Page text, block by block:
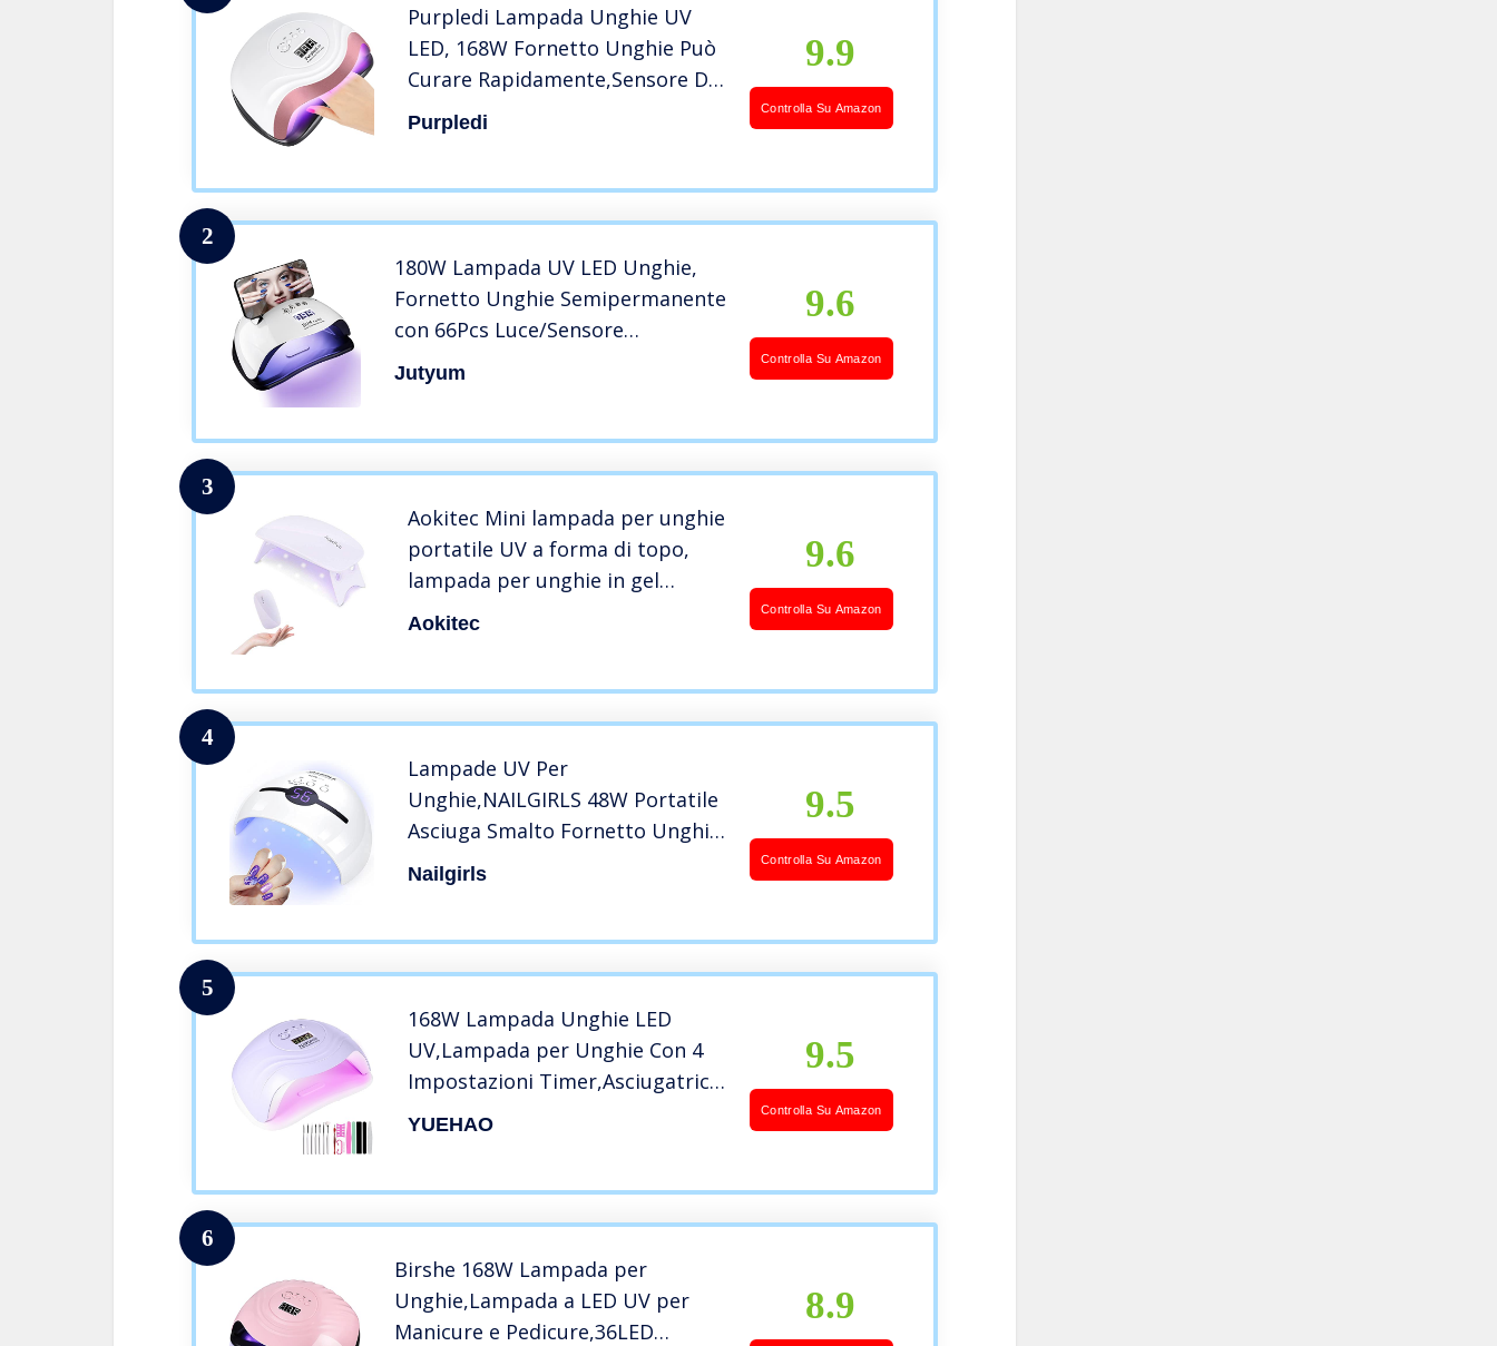
Purpledi Lampada Unghie UV
LED, 168W Fornetto Unghie Può
Curare Rapidamente,Sensore Di
Avvio Automatico,Timers da
10s/30s/60s/90s, LCD Display
Purpledi
9.9
Controlla Su Amazon
2
180W Lampada UV LED Unghie,
Fornetto Unghie Semipermanente
con 66Pcs Luce/Sensore
Automatico/4 Timer, Lampada
LED Unghie Lampada LED Unghie,
Jutyum
9.6
Controlla Su Amazon
3
Aokitec Mini lampada per unghie
portatile UV a forma di topo,
lampada per unghie in gel
tascabile con USB per tutti gli
Aokitec
9.6
Controlla Su Amazon
4
Lampade UV Per
Unghie,NAILGIRLS 48W Portatile
Asciuga Smalto Fornetto Unghie
per Manicure/Pedicure,Sensore
Di Avvio Automatico Lampada
Nailgirls
9.5
Controlla Su Amazon
5
168W Lampada Unghie LED
UV,Lampada per Unghie Con 4
Impostazioni Timer,Asciugatrice
per Gel a LED per Gel per Smalto
YUEHAO
9.5
Controlla Su Amazon
6
Birshe 168W Lampada per
Unghie,Lampada a LED UV per
Manicure e Pedicure,36LED
8.9